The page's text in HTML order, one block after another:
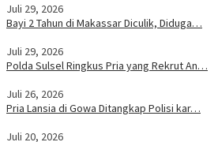
Juli 29, 2026
Bayi 2 Tahun di Makassar Diculik, Diduga…
Juli 29, 2026
Polda Sulsel Ringkus Pria yang Rekrut An…
Juli 26, 2026
Pria Lansia di Gowa Ditangkap Polisi kar…
Juli 20, 2026